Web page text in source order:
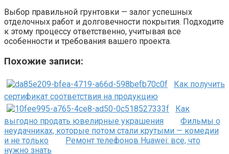
Выбор правильной грунтовки — залог успешных
отделочных работ и долговечности покрытия. Подходите
к этому процессу ответственно, учитывая все
особенности и требования вашего проекта.
Похожие записи:
Как получить
сертификат соответствия на продукцию
Как
выгодно продать ювелирные украшения
Фильмы о
неудачниках, которые потом стали крутыми — комедии
и не только
Ремонт телефонов Huawei: все, что
нужно знать